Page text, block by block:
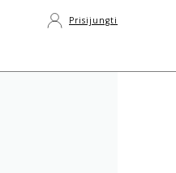
Prisijungti